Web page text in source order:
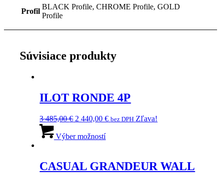
Profil
BLACK Profile, CHROME Profile, GOLD
Profile
Súvisiace produkty
ILOT RONDE 4P
3 485,00€ Pôvodná
bola:
2 440,00€Aktuálna
bez DPH Zľava!
Výber možnostíprodukt
variantov.
Možnosti
CASUAL GRANDEUR WALL